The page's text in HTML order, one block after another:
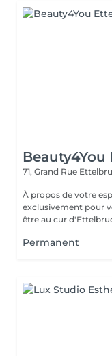
71, Grand Rue
À propos de votre espace
exclusivement pour
être au cur
Permanent